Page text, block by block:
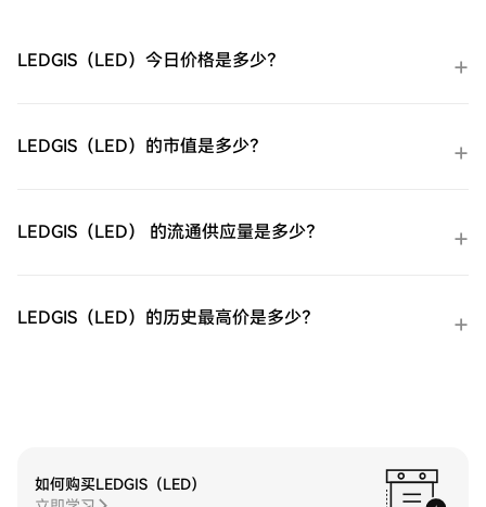
Pay等流行支付方法以增加便利性。C2C购
者提供个性化服务和竞争性汇率。第三步：
存储您的ProShares 两倍做多短期 VIX 期货
在您的HTX账户钱包中。您也可以通过区块
链转账将其发送到其他地方或者用于交易其
货市场轻松交易ProShares 两倍做多短期 VIX
期货ETF（UVXY)。访问您的账户，选择您的
LEDGIS（LED）今日价格是多少？
LEDGIS（LED）的市值是多少？
LEDGIS（LED） 的流通供应量是多少？
LEDGIS（LED）的历史最高价是多少？
如何购买LEDGIS（LED）